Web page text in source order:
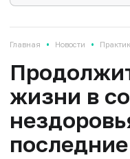
Главная • Новости •
жизни в